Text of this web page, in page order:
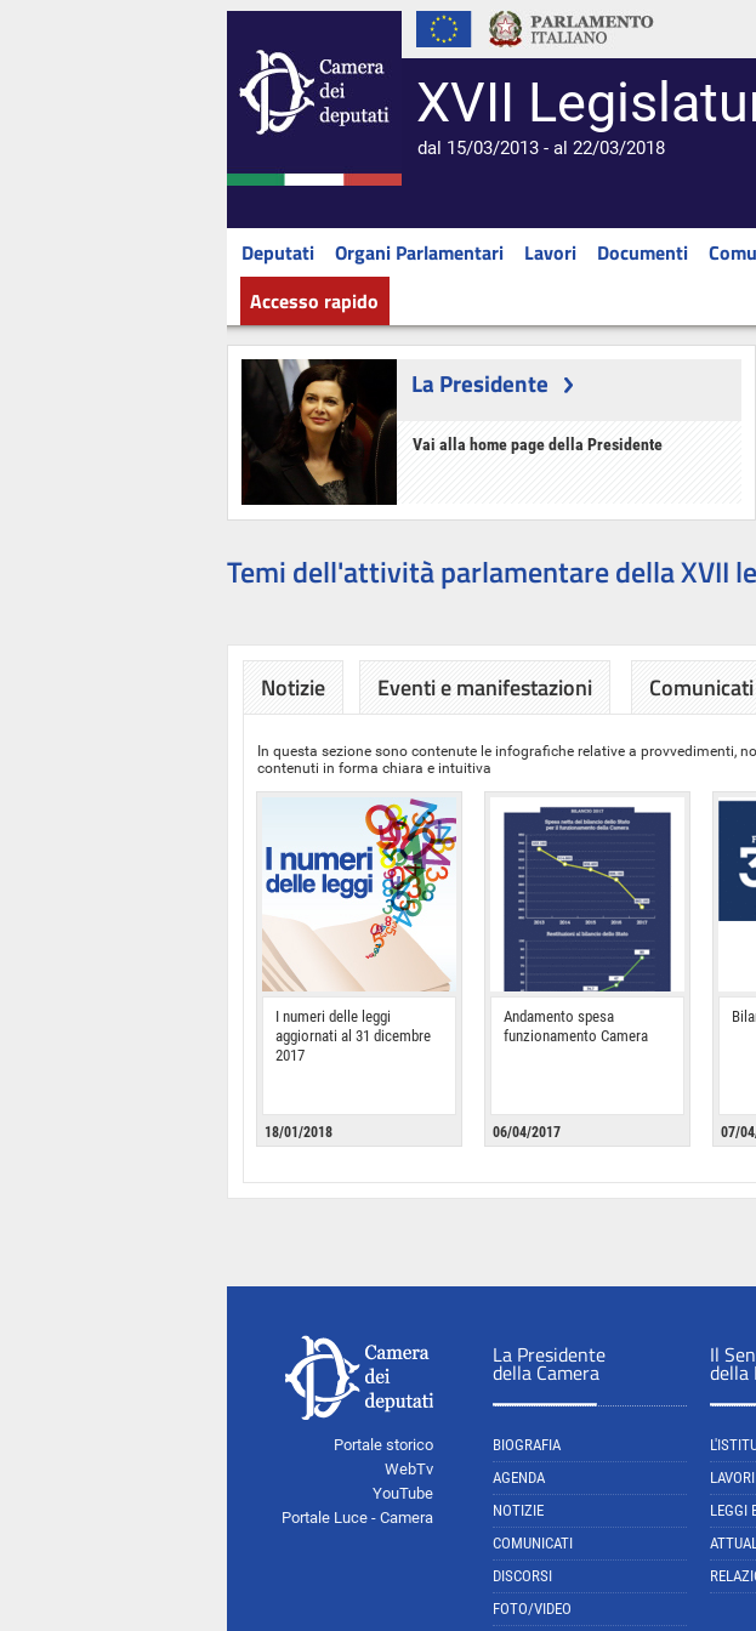
XVII
dal 15/03/2013 - al 22/03/2018
Deputati Organi Parlamentari Lavori Documenti
Accesso rapido
La Presidente
Vai alla home page della Presidente
Temi dell'attività parlamentare della XVII
Notizie Eventi e manifestazioni
In questa sezione sono contenute le infografiche relative a provvedimenti,
contenuti in forma chiara e intuitiva
I numeri delle leggi
aggiornati al 31 dicembre
2017
18/01/2018
Andamento spesa
funzionamento Camera
06/04/2017 07/
Portale storico
WebTv
YouTube
Portale Luce - Camera
La Presidente
della Camera
BIOGRAFIA
AGENDA
NOTIZIE
COMUNICATI
DISCORSI
FOTO/VIDEO
Il
della
LEGGI